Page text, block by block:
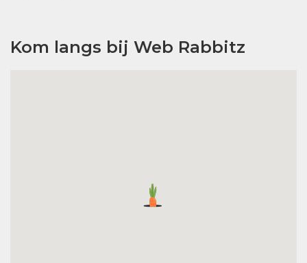
Kom langs bij Web Rabbitz